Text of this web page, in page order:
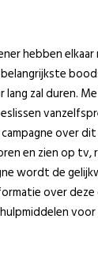
hebben
lang zal duren.
over
en zien op tv,
wordt de
over deze
voor